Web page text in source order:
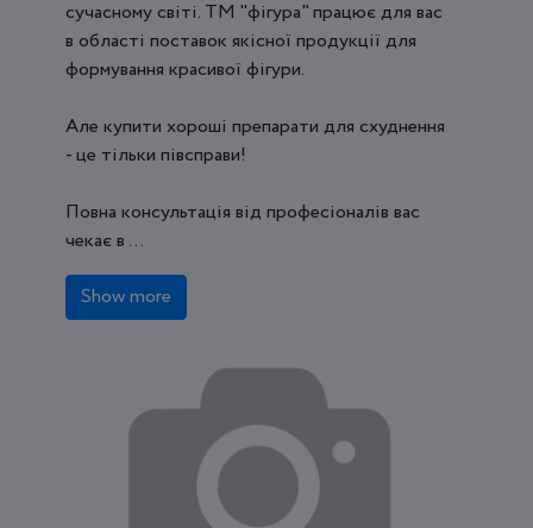
сучасному світі. ТМ "фігура" працює для вас
в області поставок якісної продукції для
формування красивої фігури.
Але купити хороші препарати для схуднення
- це тільки півсправи!
Повна консультація від професіоналів вас
чекає в ...
Show more